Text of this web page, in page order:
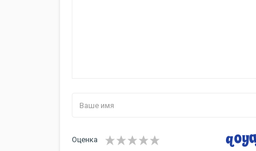
Оценка